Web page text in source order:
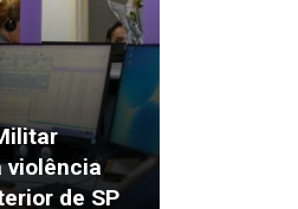
violência
de SP